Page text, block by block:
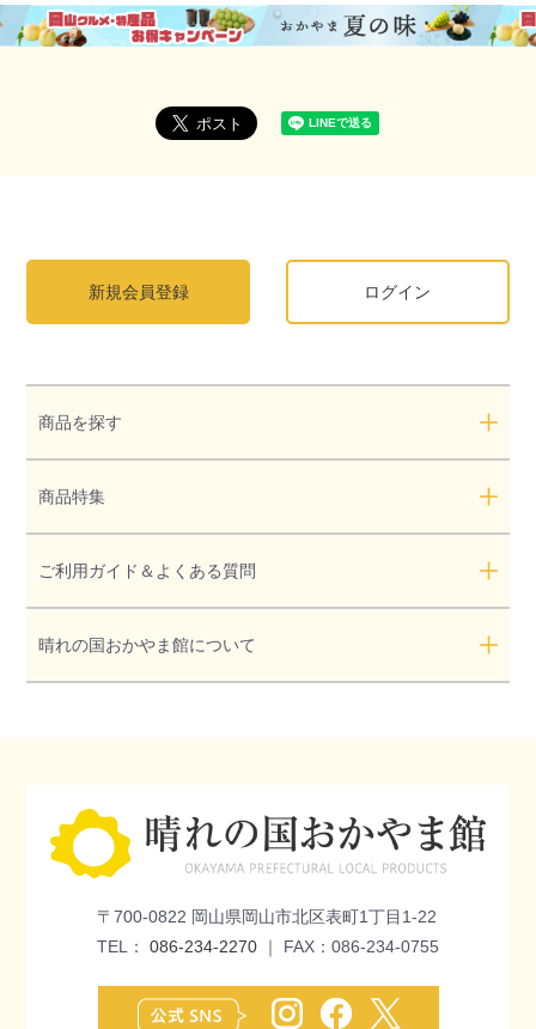
新規会員登録 ログイン
商品を探す
商品特集
ご利用ガイド＆よくある質問
晴れの国おかやま館について
〒700-0822 岡山県岡山市北区表町1丁目1-22
TEL： 086-234-2270 ｜ FAX：086-234-0755